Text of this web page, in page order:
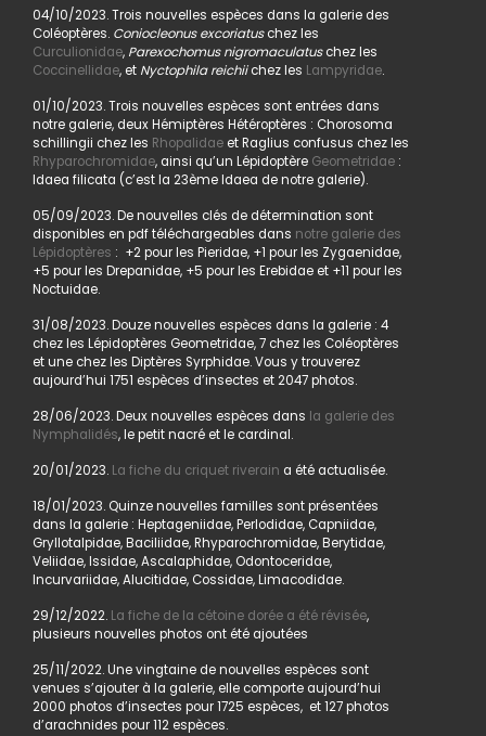
04/10/2023. Trois nouvelles espèces dans la galerie des
Coléoptères. Coniocleonus excoriatuschez les
Curculionidae, Parexochomus nigromaculatuschez les
Coccinellidae, et Nyctophila reichiichez les Lampyridae.
01/10/2023. Trois nouvelles espèces sont entrées dans
notre galerie, deux Hémiptères Hétéroptères : Chorosoma
schillingii chez les Rhopalidaeet Raglius confusus chez les
Rhyparochromidae, ainsi qu’un Lépidoptère Geometridae:
Idaea filicata (c’est la 23ème Idaea de notre galerie).
05/09/2023. De nouvelles clés de détermination sont
disponibles en pdf téléchargeables dans notre galerie des
Lépidoptères : +2 pour les Pieridae, +1 pour les Zygaenidae,
+5 pour les Drepanidae, +5 pour les Erebidae et +11 pour les
Noctuidae.
31/08/2023. Douze nouvelles espèces dans la galerie : 4
chez les Lépidoptères Geometridae, 7 chez les Coléoptères
et une chez les Diptères Syrphidae. Vous y trouverez
aujourd’hui 1751 espèces d’insectes et 2047 photos.
28/06/2023. Deux nouvelles espèces dans la galerie des
Nymphalidés, le petit nacré et le cardinal.
20/01/2023. La fiche du criquet riverain a été actualisée.
18/01/2023. Quinze nouvelles familles sont présentées
dans la galerie : Heptageniidae, Perlodidae, Capniidae,
Gryllotalpidae, Baciliidae, Rhyparochromidae, Berytidae,
Veliidae, Issidae, Ascalaphidae, Odontoceridae,
Incurvariidae, Alucitidae, Cossidae, Limacodidae.
29/12/2022. La fiche de la cétoine dorée a été révisée,
plusieurs nouvelles photos ont été ajoutées
25/11/2022. Une vingtaine de nouvelles espèces sont
venues s’ajouter à la galerie, elle comporte aujourd’hui
2000 photos d’insectes pour 1725 espèces, et 127 photos
d’arachnides pour 112 espèces.